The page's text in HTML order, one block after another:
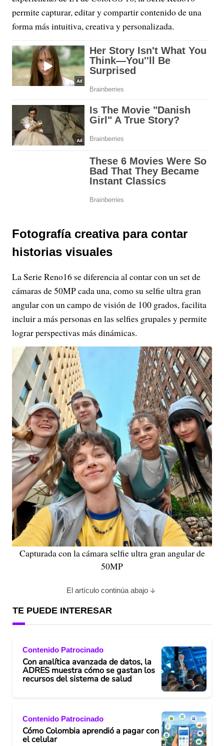
permite capturar, editar y compartir contenido de una
forma más intuitiva, creativa y personalizada.
Fotografía creativa para contar
historias visuales
La Serie Reno16 se diferencia al contar con un set de
cámaras de 50MP cada una, como su selfie ultra gran
angular con un campo de visión de 100 grados, facilita
incluir a más personas en las selfies grupales y permite
lograr perspectivas más dinámicas.
Capturada con la cámara selfie ultra gran angular de
50MP
El artículo continúa abajo
TE PUEDE INTERESAR
Contenido Patrocinado
Con analítica avanzada de datos, la
ADRES muestra cómo se gastan los
recursos del sistema de salud
Contenido Patrocinado
Cómo Colombia aprendió a pagar con
el celular